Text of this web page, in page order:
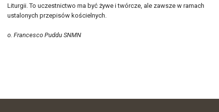
Liturgii. To uczestnictwo ma być żywe i twórcze, ale zawsze w ramach
ustalonych przepisów kościelnych.
o. Francesco Puddu SNMN